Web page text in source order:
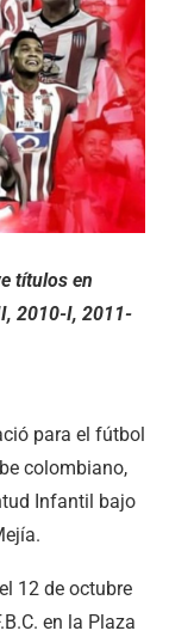
títulos en
2010-I, 2011-
para el fútbol
colombiano,
Infantil bajo
12 de octubre
en la Plaza